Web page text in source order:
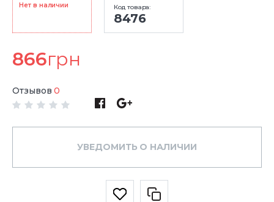
Нет в наличии Код товара:
8476
866грн
Отзывов 0
УВЕДОМИТЬ О НАЛИЧИИ